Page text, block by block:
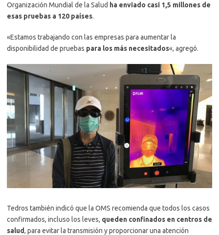
Organización Mundial de la Salud ha enviado casi 1,5 millones de
esas pruebas a 120 países.
«Estamos trabajando con las empresas para aumentar la
disponibilidad de pruebas para los más necesitados«, agregó.
Tedros también indicó que la OMS recomienda que todos los casos
confirmados, incluso los leves, queden confinados en centros de
salud, para evitar la transmisión y proporcionar una atención